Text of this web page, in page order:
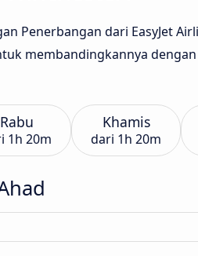
Penerbangan dari EasyJet
membandingkannya
Rabu
1h 20m
Khamis
dari 1h 20m